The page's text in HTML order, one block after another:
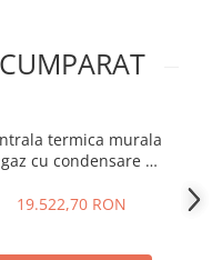
termica murala
cu condensare De
AMC 90 KW
19.522,70 RON